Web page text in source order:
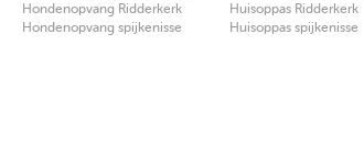
Hondenopvang Ridderkerk
Hondenopvang spijkenisse
Huisoppas Ridderkerk
Huisoppas spijkenisse